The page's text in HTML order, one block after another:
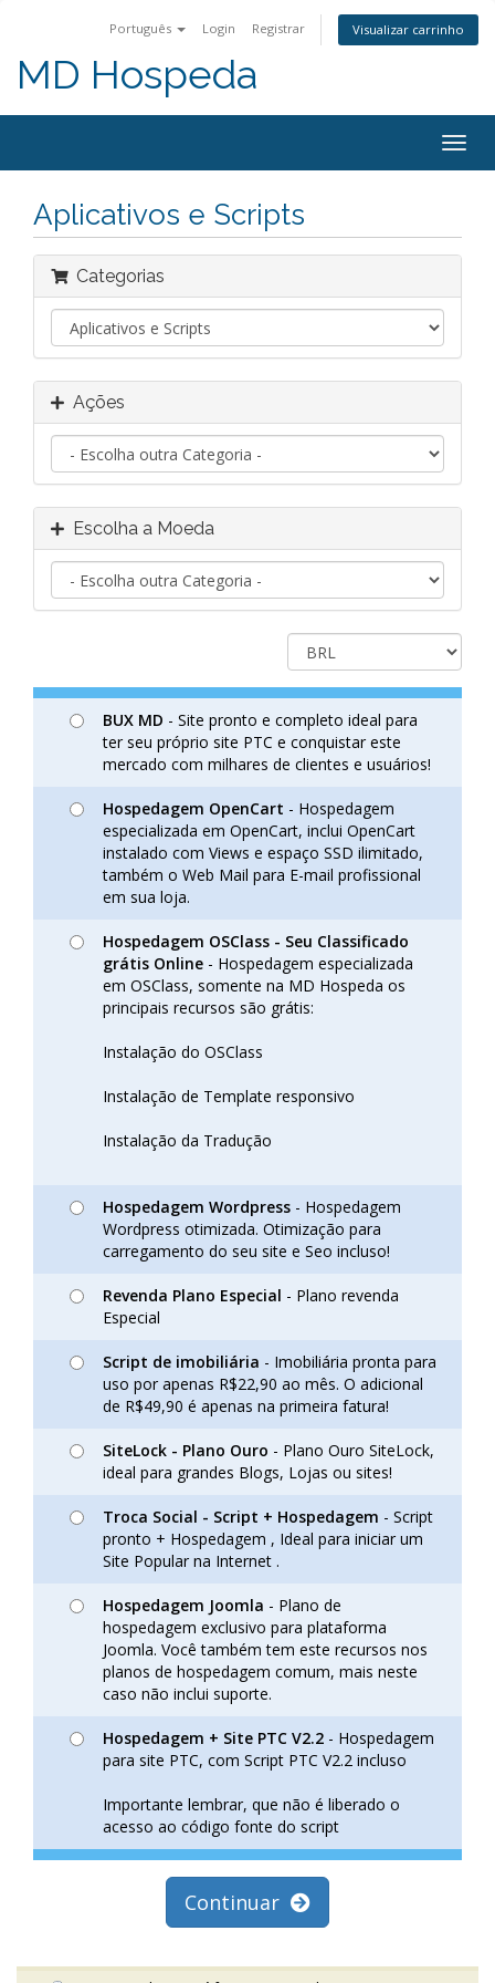
Português Login Registrar Visualizar carrinho
MD Hospeda
Aplicativos e Scripts
Categorias
Ações
Escolha a Moeda
BUX MD - Site pronto e completo ideal para
ter seu próprio site PTC e conquistar este
mercado com milhares de clientes e usuários!
Hospedagem OpenCart - Hospedagem
especializada em OpenCart, inclui OpenCart
instalado com Views e espaço SSD ilimitado,
também o Web Mail para E-mail profissional
em sua loja.
Hospedagem OSClass - Seu Classificado
grátis Online - Hospedagem especializada
em OSClass, somente na MD Hospeda os
principais recursos são grátis:
Instalação do OSClass
Instalação de Template responsivo
Instalação da Tradução
Hospedagem Wordpress - Hospedagem
Wordpress otimizada. Otimização para
carregamento do seu site e Seo incluso!
Revenda Plano Especial - Plano revenda
Especial
Script de imobiliária - Imobiliária pronta para
uso por apenas R$22,90 ao mês. O adicional
de R$49,90 é apenas na primeira fatura!
SiteLock - Plano Ouro - Plano Ouro SiteLock,
ideal para grandes Blogs, Lojas ou sites!
Troca Social - Script + Hospedagem - Script
pronto + Hospedagem , Ideal para iniciar um
Site Popular na Internet .
Hospedagem Joomla - Plano de
hospedagem exclusivo para plataforma
Joomla. Você também tem este recursos nos
planos de hospedagem comum, mais neste
caso não inclui suporte.
Hospedagem + Site PTC V2.2 - Hospedagem
para site PTC, com Script PTC V2.2 incluso
Importante lembrar, que não é liberado o
acesso ao código fonte do script
Continuar